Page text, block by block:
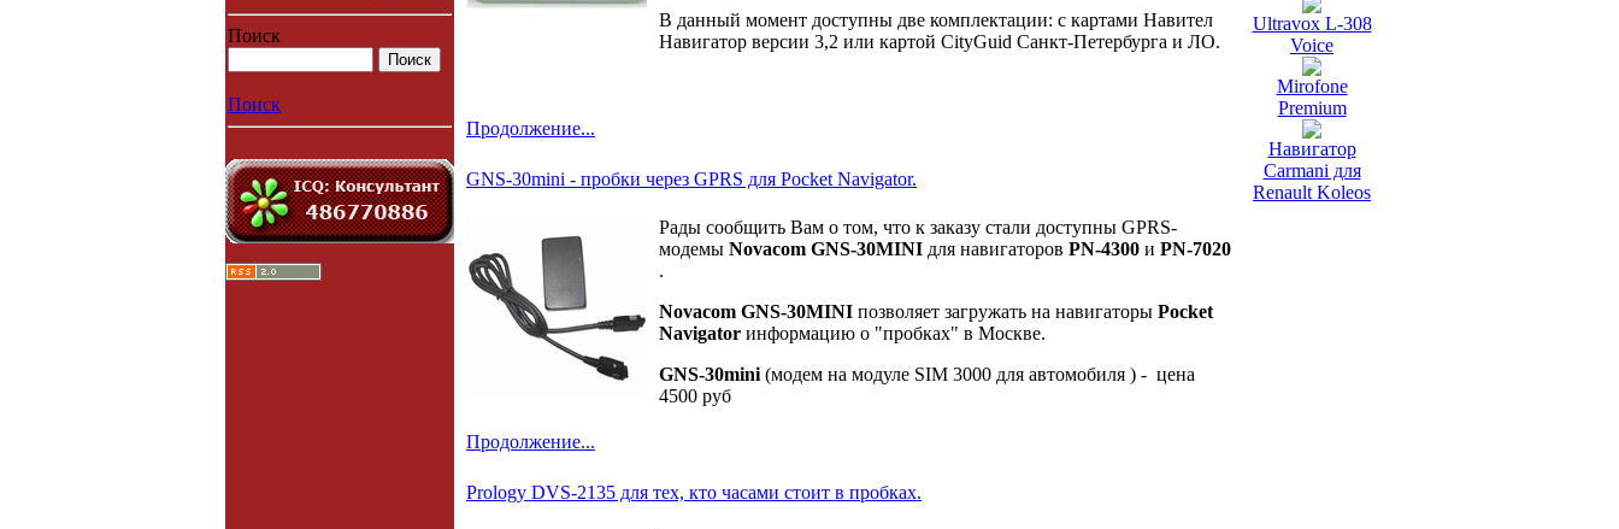
Поиск
Поиск
В данный момент доступны две комплектации: с картами Навител
Навигатор версии 3,2 или картой CityGuid Санкт-Петербурга и ЛО.
Продолжение...
GNS-30mini - пробки через GPRS для Pocket Navigator.
Рады сообщить Вам о том, что к заказу стали доступны GPRS-
модемы Novacom GNS-30MINI для навигаторов PN-4300 и PN-7020
.
Novacom GNS-30MINI позволяет загружать на навигаторы Pocket
Navigator информацию о "пробках" в Москве.
GNS-30mini (модем на модуле SIM 3000 для автомобиля ) - цена
4500 руб
Продолжение...
Prology DVS-2135 для тех, кто часами стоит в пробках.
Ultravox L-308
Voice
Mirofone
Premium
Навигатор
Carmani для
Renault Koleos